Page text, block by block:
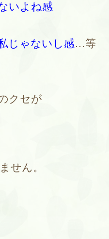
いよね感
じゃないし感…等
クセが
せん。